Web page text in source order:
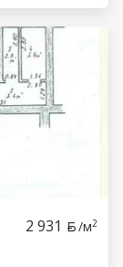
2 931 /м2